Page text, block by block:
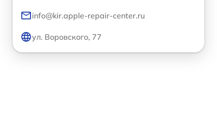
info@kir.apple-repair-center.ru
ул. Воровского, 77